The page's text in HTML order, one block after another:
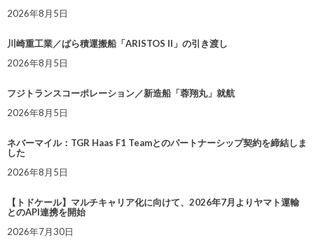
2026年8月5日
川崎重工業／ばら積運搬船「ARISTOS II」の引き渡し
2026年8月5日
フジトランスコーポレーション／新造船「蓉翔丸」就航
2026年8月5日
ネバーマイル：TGR Haas F1 Teamとのパートナーシップ契約を締結しま
した
2026年8月5日
【トドケール】マルチキャリア化に向けて、2026年7月よりヤマト運輸
とのAPI連携を開始
2026年7月30日